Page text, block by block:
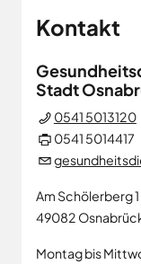
Kontakt
Stadt
0541 5013120
0541 5014417
Am Schölerberg 1
49082
Montag bis